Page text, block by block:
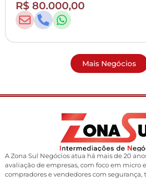
R$ 80.000,00
Mais Negócios
A Zona Sul Negócios atua há mais de 20
avaliação de empresas, com foco em micro
compradores e vendedores com segurança,